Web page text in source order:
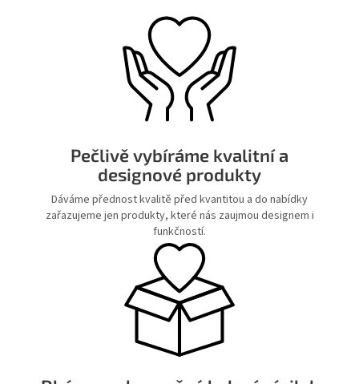
Pečlivě vybíráme kvalitní a
designové produkty
Dáváme přednost kvalitě před kvantitou a do nabídky
zařazujeme jen produkty, které nás zaujmou designem i
funkčností.